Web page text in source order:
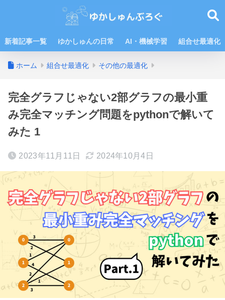
新着記事一覧 ゆかしゅんの日常 AI・機械学習 組合せ最適化
ホーム 組合せ最適化 その他の最適化
完全グラフじゃない2部グラフの最小重
み完全マッチング問題をpythonで解いて
みた 1
2023年11月11日 2024年10月4日